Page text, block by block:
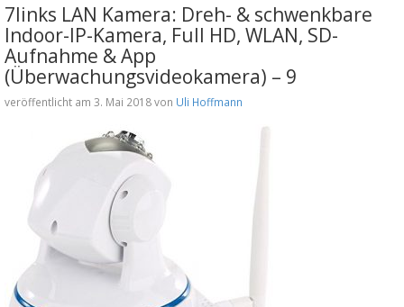
7links LAN Kamera: Dreh- & schwenkbare
Indoor-IP-Kamera, Full HD, WLAN, SD-
Aufnahme & App
(Überwachungsvideokamera) – 9
veröffentlicht am 3. Mai 2018 von Uli Hoffmann